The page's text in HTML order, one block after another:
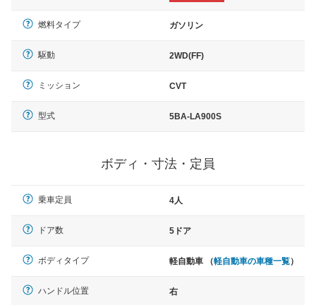
燃料タイプ ガソリン
駆動 2WD(FF)
ミッション CVT
型式 5BA-LA900S
ボディ・寸法・定員
乗車定員 4人
ドア数 5ドア
ボディタイプ 軽自動車 （軽自動車の車種一覧）
ハンドル位置 右